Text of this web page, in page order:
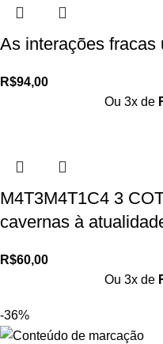
As interações fracas
R$94,00
Ou 3x de
M4T3M4T1C4 3
cavernas à
R$60,00
Ou 3x de
-36%